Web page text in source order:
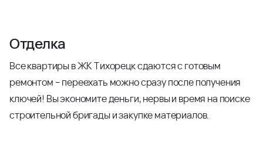
Отделка
Все квартиры в ЖК Тихорецк сдаются с готовым
ремонтом – переехать можно сразу после получения
ключей! Вы экономите деньги, нервы и время на поиске
строительной бригады и закупке материалов.